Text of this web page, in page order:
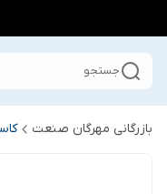
جستجو
بازرگانی مهرگان صنعت